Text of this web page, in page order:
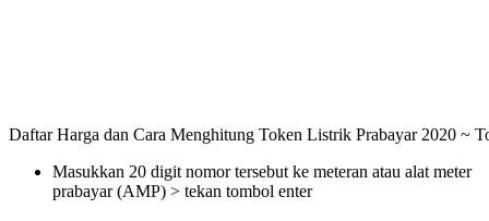
Daftar Harga dan Cara Menghitung Token Listrik Prabayar 2020 ~
Masukkan 20 digit nomor tersebut ke meteran atau alat meter
prabayar (AMP) > tekan tombol enter